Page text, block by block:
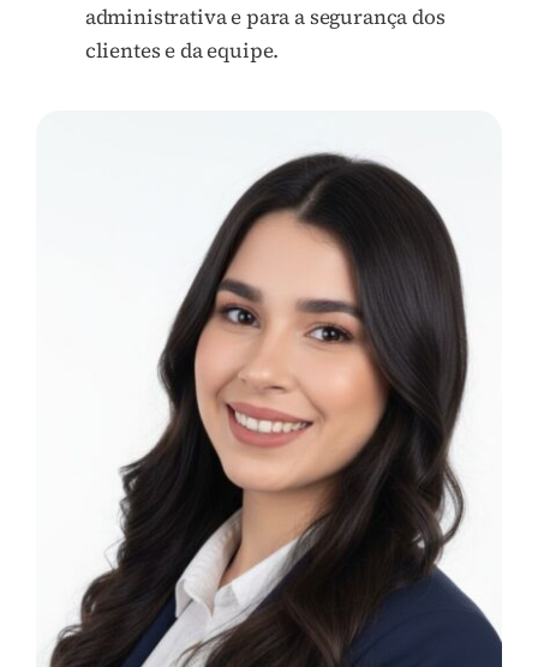
administrativa e para a segurança dos
clientes e da equipe.